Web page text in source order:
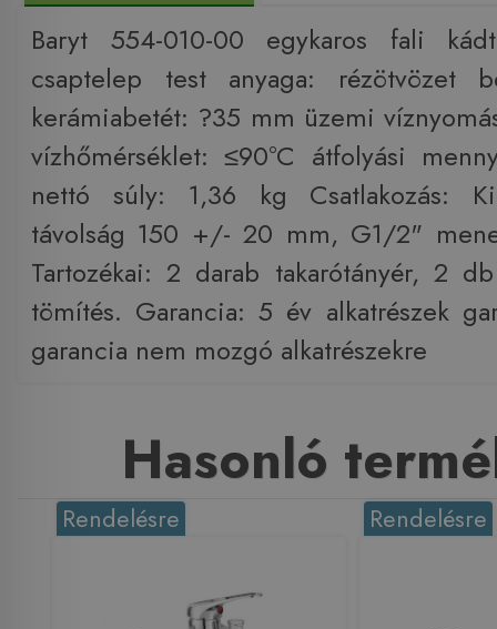
Baryt 554-010-00 egykaros fali
csaptelep test anyaga: rézötvözet
kerámiabetét: ?35 mm üzemi
vízhőmérséklet: ≤90°C átfolyási
nettó súly: 1,36 kg Csatlakozás:
távolság 150 +/- 20 mm, G1/2"
Tartozékai: 2 darab takarótányér, 2
tömítés. Garancia: 5 év alkatrészek
garancia nem mozgó alkatrészekre
Hasonló
Rendelésre Rendelésre